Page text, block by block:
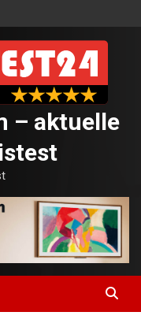
– aktuelle